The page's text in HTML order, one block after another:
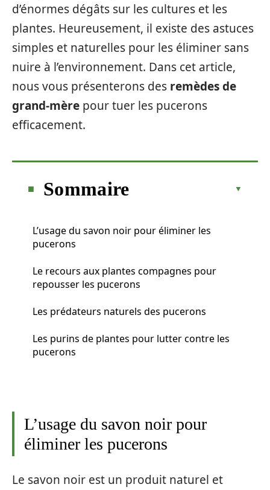
d’énormes dégâts sur les cultures et les
plantes. Heureusement, il existe des astuces
simples et naturelles pour les éliminer sans
nuire à l’environnement. Dans cet article,
nous vous présenterons des remèdes de
grand-mère pour tuer les pucerons
efficacement.
Sommaire
L’usage du savon noir pour éliminer les
pucerons
Le recours aux plantes compagnes pour
repousser les pucerons
Les prédateurs naturels des pucerons
Les purins de plantes pour lutter contre les
pucerons
L’usage du savon noir pour
éliminer les pucerons
Le savon noir est un produit naturel et